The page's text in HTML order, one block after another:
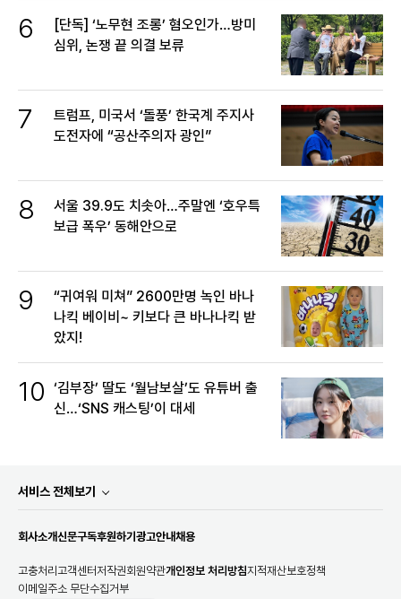
6
[단독] ‘노무현 조롱’ 혐오인가…방미
심위, 논쟁 끝 의결 보류
7
트럼프, 미국서 ‘돌풍’ 한국계 주지사
도전자에 “공산주의자 광인”
8
서울 39.9도 치솟아…주말엔 ‘호우특
보급 폭우’ 동해안으로
9
“귀여워 미쳐” 2600만명 녹인 바나
나킥 베이비~ 키보다 큰 바나나킥 받
았지!
10 ‘김부장’ 딸도 ‘월남보살’도 유튜버 출
신…‘SNS 캐스팅’이 대세
서비스 전체보기
회사소개신문구독후원하기 광고안내채용
고충처리 고객센터저작권회원약관개인정보 처리방침지적재산보호정책
이메일주소 무단수집거부